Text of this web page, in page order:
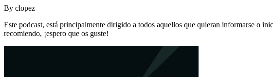
By clopez
Este podcast, está principalmente dirigido a todos aquellos que quieran informarse o
recomiendo, ¡espero que os guste!